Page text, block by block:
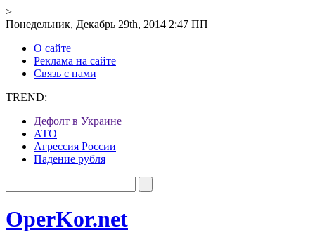
>
Понедельник, Декабрь 29th, 2014 2:47 ПП
О сайте
Реклама на сайте
Связь с нами
TREND:
Дефолт в Украине
АТО
Агрессия России
Падение рубля
OperKor.net